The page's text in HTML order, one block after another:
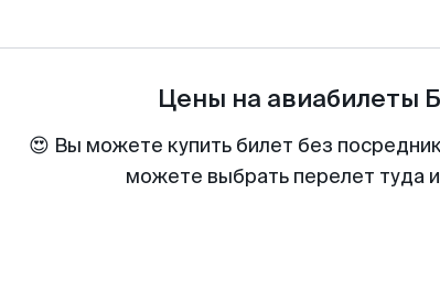
Цены на авиабилеты
😍 Вы можете купить билет без
можете выбрать перелет туда